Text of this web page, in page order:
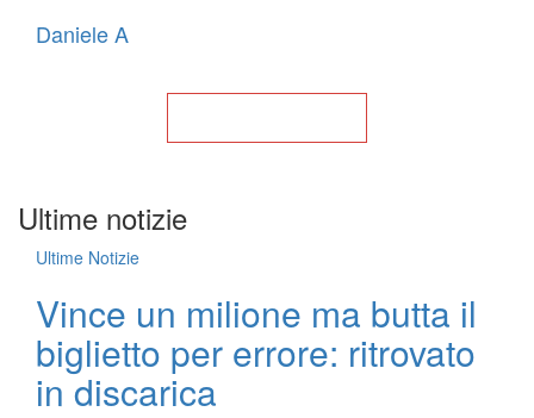
Daniele A
Ultime notizie
Ultime Notizie
Vince un milione ma butta il
biglietto per errore: ritrovato
in discarica